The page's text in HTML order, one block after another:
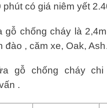
có giá niêm yết
gỗ chống cháy là
đào , căm xe, Oak,
gỗ chống cháy
.